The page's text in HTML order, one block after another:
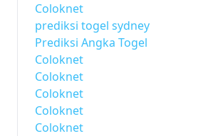
Coloknet
prediksi togel sydney
Prediksi Angka Togel
Coloknet
Coloknet
Coloknet
Coloknet
Coloknet